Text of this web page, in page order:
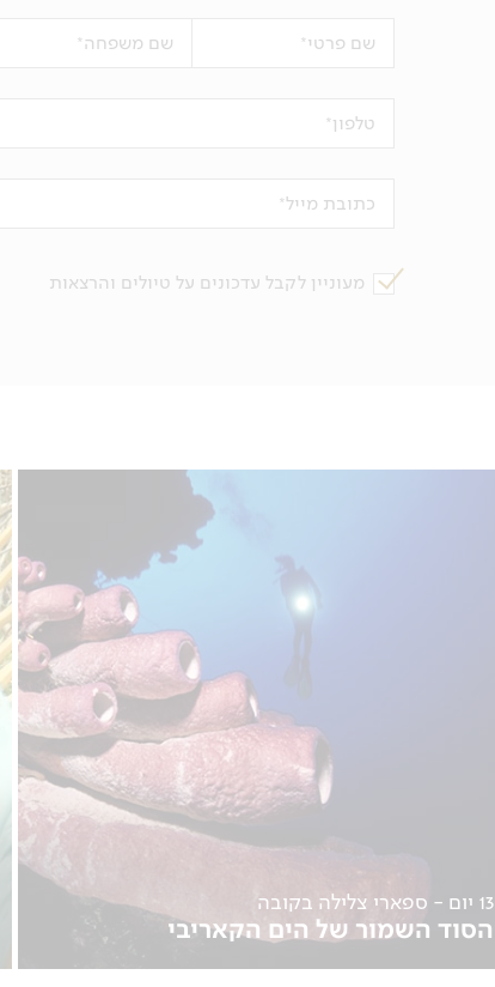
שם פרטי שם משפחה
טלפון
כתובת מייל
מעוניין לקבל עדכונים על טיולים והרצאות
13 יום - ספארי צלילה בקובה
הסוד השמור של הים הקאריבי